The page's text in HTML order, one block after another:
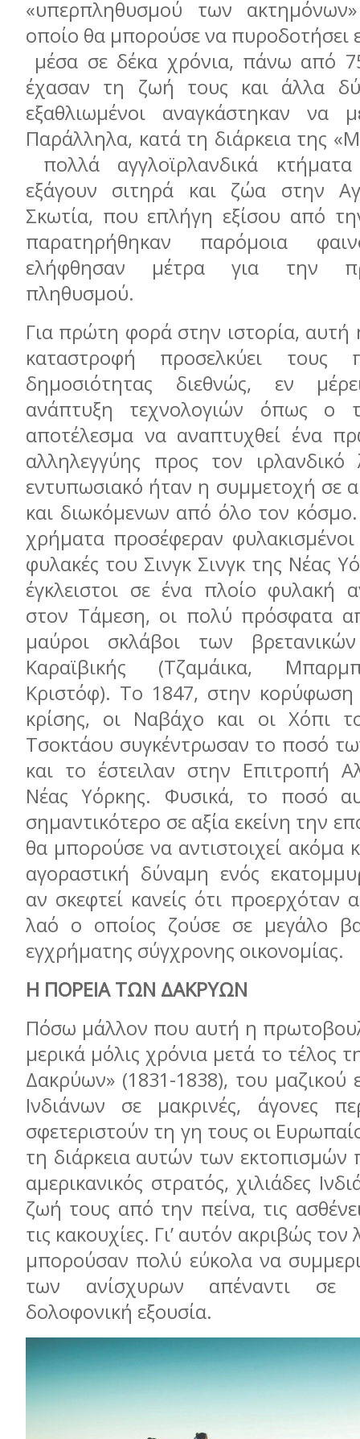
«υπερπληθυσμού των
οποίο θα μπορούσε να πυροδοτήσει
μέσα σε δέκα χρόνια, πάνω από
έχασαν τη ζωή τους και άλλα
εξαθλιωμένοι αναγκάστηκαν να
Παράλληλα, κατά τη διάρκεια της
πολλά αγγλοϊρλανδικά
εξάγουν σιτηρά και ζώα στην
Σκωτία, που επλήγη εξίσου από
παρατηρήθηκαν παρόμοια
ελήφθησαν μέτρα για την
πληθυσμού.
Για πρώτη φορά στην ιστορία, αυτή
καταστροφή προσελκύει τους
δημοσιότητας διεθνώς, εν
ανάπτυξη τεχνολογιών όπως ο
αποτέλεσμα να αναπτυχθεί ένα
αλληλεγγύης προς τον
εντυπωσιακό ήταν η συμμετοχή σε
και διωκόμενων από όλο τον
χρήματα προσέφεραν φυλακισμένοι
φυλακές του Σινγκ Σινγκ της Νέας
έγκλειστοι σε ένα πλοίο φυλακή
στον Τάμεση, οι πολύ πρόσφατα
μαύροι σκλάβοι των
Καραϊβικής (Τζαμάικα,
Κριστόφ). Το 1847, στην κορύφωση
κρίσης, οι Ναβάχο και οι Χόπι
Τσοκτάου συγκέντρωσαν το ποσό
και το έστειλαν στην Επιτροπή
Νέας Υόρκης. Φυσικά, το ποσό
σημαντικότερο σε αξία εκείνη την
θα μπορούσε να αντιστοιχεί ακόμα
αγοραστική δύναμη ενός
αν σκεφτεί κανείς ότι
λαό ο οποίος ζούσε σε μεγάλο
εγχρήματης σύγχρονης οικονομίας.
Η ΠΟΡΕΙΑ ΤΩΝ ΔΑΚΡΥΩΝ
Πόσω μάλλον που αυτή η
μερικά μόλις χρόνια μετά το τέλος
Δακρύων» (1831-1838), του μαζικού
Ινδιάνων σε μακρινές, άγονες
σφετεριστούν τη γη τους οι
τη διάρκεια αυτών των
αμερικανικός στρατός, χιλιάδες
ζωή τους από την πείνα, τις
τις κακουχίες. Γι’ αυτόν ακριβώς τον
μπορούσαν πολύ εύκολα να
των ανίσχυρων απέναντι σε
δολοφονική εξουσία.